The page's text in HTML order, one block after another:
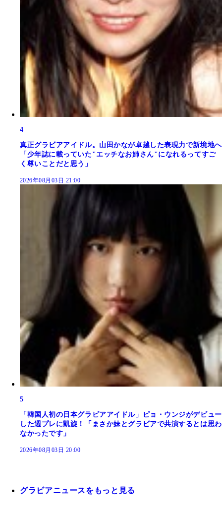
4
真正グラビアアイドル。山田かなが卓越した表現力で新境地へ
「少年誌に載っていた"エッチなお姉さん"になれるってすご
く尊いことだと思う」
2026年08月03日 21:00
5
「韓国人初の日本グラビアアイドル」ピョ・ウンジがデビュー
した週プレに凱旋！「まさか妹とグラビアで共演するとは思わ
なかったです」
2026年08月03日 20:00
グラビアニュースをもっと見る